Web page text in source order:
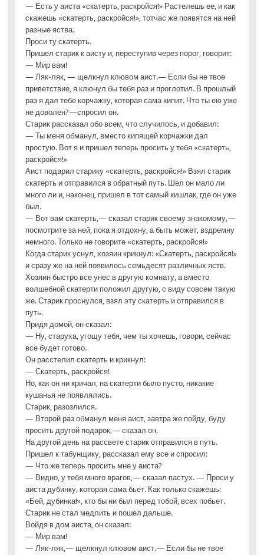
— Есть у аиста «скатерть, раскройся!» Растелешь ее, и как
скажешь «скатерть, раскройся!», тотчас же появятся на ней
разные яства.
Проси ту скатерть.
Пришел старик к аисту и, переступив через порог, говорит:
— Мир вам!
— Ляк-ляк, — щелкнул клювом аист.— Если бы не твое
приветствие, я клюнул бы тебя раз и проглотил. В прошлый
раз я дал тебе корчажку, которая сама кипит. Что ты ею уже
не доволен?—спросил он.
Старик рассказал обо всем, что случилось, и добавил:
— Ты меня обманул, вместо кипящей корчажки дал
простую. Вот я и пришел теперь просить у тебя «скатерть,
раскройся!»
Аист подарил старику «скатерть, раскройся!» Взял старик
скатерть и отправился в обратный путь. Шел он мало ли
много ли и, наконец, пришел в тот самый кишлак, где он уже
был.
— Вот вам скатерть,— сказал старик своему знакомому,—
посмотрите за ней, пока я отдохну, а быть может, вздремну
немного. Только не говорите «скатерть, раскройся!»
Когда старик уснул, хозяин крикнул: «Скатерть, раскройся!»
и сразу же на ней появилось семьдесят различных яств.
Хозяин быстро все унес в другую комнату, а вместо
волшебной скатерти положил другую, с виду совсем такую
же. Старик проснулся, взял эту скатерть и отправился в
путь.
Придя домой, он сказал:
— Ну, старуха, угощу тебя, чем ты хочешь, говори, сейчас
все будет готово.
Он расстелил скатерть и крикнул:
— Скатерть, раскройся!
Но, как он ни кричал, на скатерти было пусто, никакие
кушанья не появлялись.
Старик, разозлился.
— Второй раз обманул меня аист, завтра же пойду, буду
просить другой подарок,— сказал он.
На другой день на рассвете старик отправился в путь.
Пришел к табунщику, рассказал ему все и спросил:
— Что же теперь просить мне у аиста?
— Видно, у тебя много врагов,— сказал пастух. — Проси у
аиста дубинку, которая сама бьет. Как только скажешь:
«Бей, дубинка!», кто бы ни был перед тобой, всех побьет.
Старик не стал медлить и пошел дальше.
Войдя в дом аиста, он сказал:
— Мир вам!
— Ляк-ляк,— щелкнул клювом аист.— Если бы не твое